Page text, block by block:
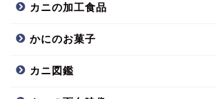
カニの加工食品
かにのお菓子
カニ図鑑